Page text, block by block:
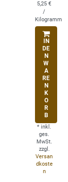
5,25 €
/
Kilogramm
IN
DE
N
W
A
RE
N
K
O
R
B
* inkl.
ges.
MwSt.
zzgl.
Versan
dkoste
n